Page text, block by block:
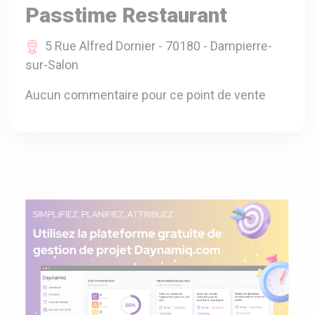
Passtime Restaurant
5 Rue Alfred Dornier - 70180 - Dampierre-
sur-Salon
Aucun commentaire pour ce point de vente